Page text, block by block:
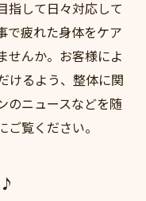
指して日々対応して
で疲れた身体をケア
せんか。お客様によ
けるよう、整体に関
のニュースなどを随
覧ください。